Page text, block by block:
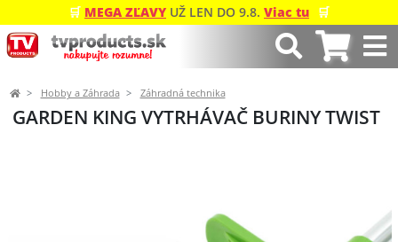
🛒 MEGA ZĽAVY UŽ LEN DO 9.8. Viac tu 🛒
Hobby a Záhrada Záhradná technika
GARDEN KING VYTRHÁVAČ BURINY TWIST